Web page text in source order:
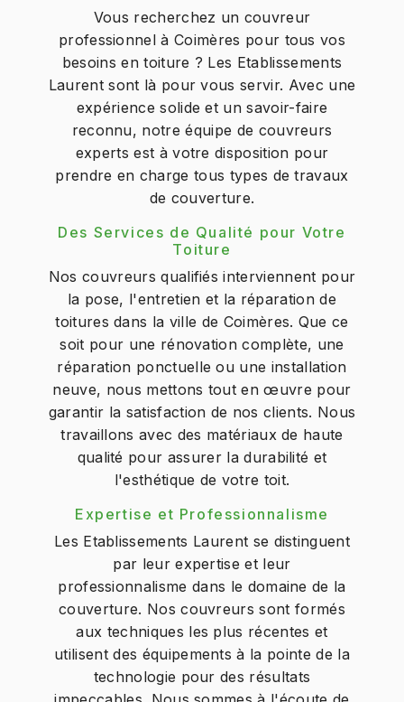
Vous recherchez un couvreur
professionnel à Coimères pour tous vos
besoins en toiture ? Les Etablissements
Laurent sont là pour vous servir. Avec une
expérience solide et un savoir-faire
reconnu, notre équipe de couvreurs
experts est à votre disposition pour
prendre en charge tous types de travaux
de couverture.
Des Services de Qualité pour Votre
Toiture
Nos couvreurs qualifiés interviennent pour
la pose, l'entretien et la réparation de
toitures dans la ville de Coimères. Que ce
soit pour une rénovation complète, une
réparation ponctuelle ou une installation
neuve, nous mettons tout en œuvre pour
garantir la satisfaction de nos clients. Nous
travaillons avec des matériaux de haute
qualité pour assurer la durabilité et
l'esthétique de votre toit.
Expertise et Professionnalisme
Les Etablissements Laurent se distinguent
par leur expertise et leur
professionnalisme dans le domaine de la
couverture. Nos couvreurs sont formés
aux techniques les plus récentes et
utilisent des équipements à la pointe de la
technologie pour des résultats